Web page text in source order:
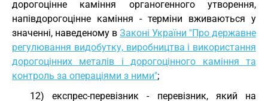
дорогоцінне каміння органогенного утворення,
напівдорогоцінне каміння - терміни вживаються у
значенні, наведеному в Законі України "Про державне
регулювання видобутку, виробництва і використання
дорогоцінних металів і дорогоцінного каміння та
контроль за операціями з ними";
12) експрес-перевізник - перевізник, який на